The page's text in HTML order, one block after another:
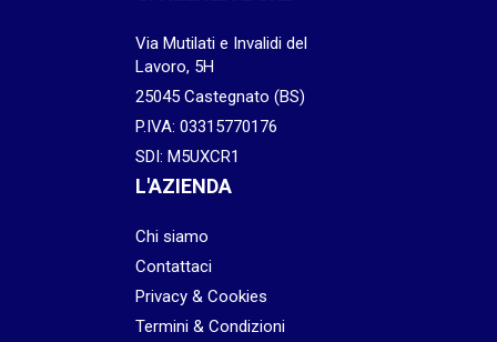
Via Mutilati e Invalidi del
Lavoro, 5H
25045 Castegnato (BS)
P.IVA: 03315770176
SDI: M5UXCR1
L'AZIENDA
Chi siamo
Contattaci
Privacy & Cookies
Termini & Condizioni